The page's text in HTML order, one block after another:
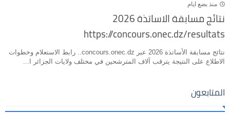
منذ بضع ايام
نتائج مسابقة الاساتذة 2026
https://concours.onec.dz/resultats
نتائج مسابقة الأساتذة 2026 عبر concours.onec.dz.. رابط الاستعلام وخطوات
الاطلاع على النتيجة يترقب آلاف المترشحين في مختلف ولايات الجزائر ا...
المتابعون